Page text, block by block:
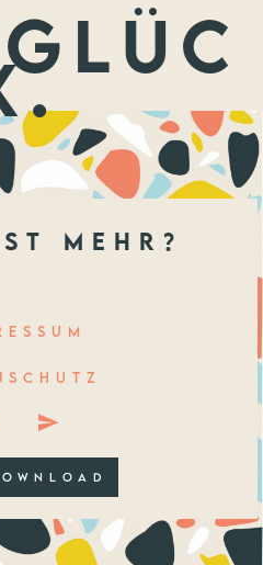
mehr?